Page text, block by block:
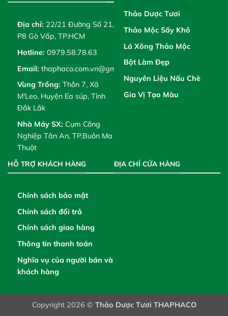
Địa chỉ: 22/21 Đường Số 21,
P8 Gò Vấp, TP.HCM
Hotline: 0979.58.78.63
Email: thaphaco.com.vn@gmail.com
Vùng Trồng: Thôn 7, Xã
M'Leo, Huyện Ea súp, Tỉnh
Đắk Lắk
Nhà Máy SX: Cụm Công
Nghiệp Tân An, TP.Buôn Ma
Thuột
Thảo Dược Tươi
Thảo Mộc Sấy Khô
Lá Xông Thảo Mộc
Bột Làm Đẹp
Nguyên Liệu Nấu Chè
Gia Vị Tạo Màu
HỖ TRỢ KHÁCH HÀNG
Chính sách bảo mật
Chính sách đổi trả
Chính sách giao hàng
Thông tin thanh toán
Nghĩa vụ của người bán và
khách hàng
ĐỊA CHỈ CỬA HÀNG
Copyright 2026 © Thảo Dược Tươi THAPHACO